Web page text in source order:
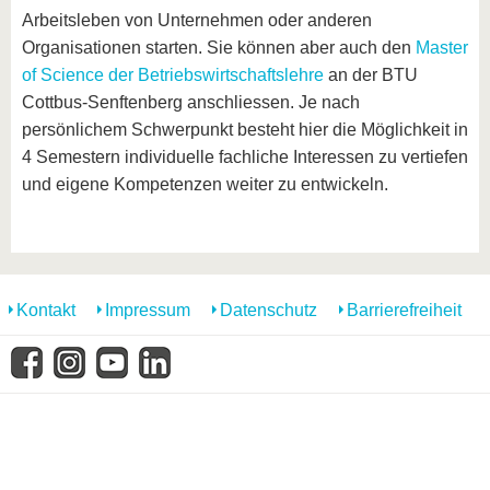
Arbeitsleben von Unternehmen oder anderen
Organisationen starten. Sie können aber auch den Master
of Science der Betriebswirtschaftslehre an der BTU
Cottbus-Senftenberg anschliessen. Je nach
persönlichem Schwerpunkt besteht hier die Möglichkeit in
4 Semestern individuelle fachliche Interessen zu vertiefen
und eigene Kompetenzen weiter zu entwickeln.
Kontakt Impressum Datenschutz Barrierefreiheit